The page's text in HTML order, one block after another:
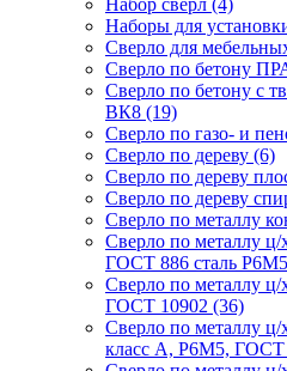
Набор сверл (4)
Наборы для
Сверло для
Сверло по бетону
Сверло по бетону с
ВК8 (19)
Сверло по газо- и
Сверло по дереву (6)
Сверло по дереву
Сверло по дереву
Сверло по металлу
Сверло по металлу
ГОСТ 886 сталь Р6М5
Сверло по металлу
ГОСТ 10902 (36)
Сверло по металлу
класс А, Р6М5, ГОСТ